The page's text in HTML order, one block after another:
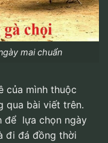
mai chuẩn
của mình thuộc
qua bài viết trên.
để lựa chọn ngày
đi đá đồng thời